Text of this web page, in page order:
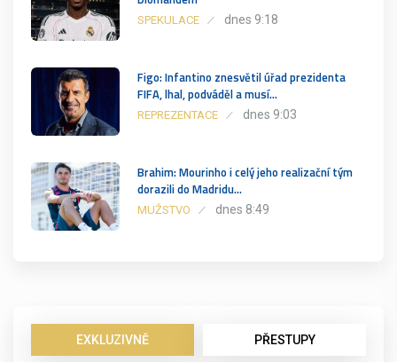
SPEKULACE dnes 9:18
Figo: Infantino znesvětil úřad prezidenta
FIFA, lhal, podváděl a musí…
REPREZENTACE dnes 9:03
Brahim: Mourinho i celý jeho realizační tým
dorazili do Madridu…
MUŽSTVO dnes 8:49
EXKLUZIVNĚ PŘESTUPY